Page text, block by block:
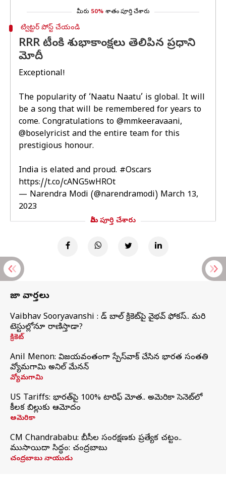
మీరు 50% శాతం పూర్తి చేశారు
ట్విట్టర్ పోస్ట్ చేయండి
RRR టీంకి శుభాకాంక్షలు తెలిపిన ప్రధాని
మోదీ
Exceptional!
The popularity of ‘Naatu Naatu’ is global. It will
be a song that will be remembered for years to
come. Congratulations to @mmkeeravaani,
@boselyricist and the entire team for this
prestigious honour.
India is elated and proud. #Oscars
https://t.co/cANG5wHROt
— Narendra Modi (@narendramodi) March 13,
2023
మీరు పూర్తి చేశారు
తాజా వార్తలు
Vaibhav Sooryavanshi : రెడ్ బాల్ క్రికెట్‌పై వైభవ్ ఫోకస్.. మరి
టెస్టుల్లోనూ రాణిస్తాడా?
క్రికెట్
Anil Menon: విజయవంతంగా స్పేస్‌వాక్‌ చేసిన భారత సంతతి
వ్యోమగామి అనిల్‌ మేనన్
వ్యోమగామి
US Tariffs: భారత్‌పై 100% టారిఫ్‌ మోత.. అమెరికా సెనెట్‌లో
కీలక బిల్లుకు ఆమోదం
అమెరికా
CM Chandrababu: బీసీల సంరక్షణకు ప్రత్యేక చట్టం..
ముసాయిదా సిద్ధం: చంద్రబాబు
చంద్రబాబు నాయుడు